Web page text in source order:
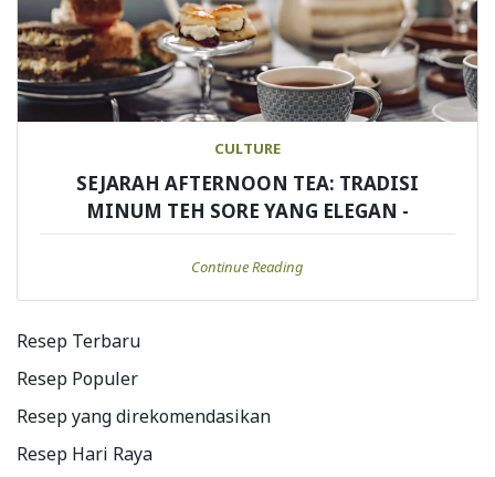
CULTURE
SEJARAH AFTERNOON TEA: TRADISI
MINUM TEH SORE YANG ELEGAN -
Continue Reading
Resep Terbaru
Resep Populer
Resep yang direkomendasikan
Resep Hari Raya